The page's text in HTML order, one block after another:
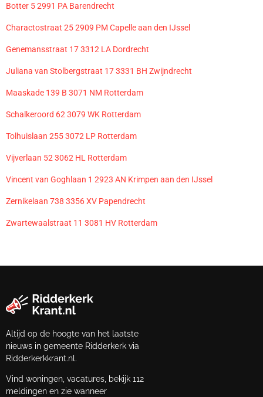
Botter 5 2991 PA Barendrecht
Charactostraat 25 2909 PM Capelle aan den IJssel
Genemansstraat 17 3312 LA Dordrecht
Juliana van Stolbergstraat 17 3331 BH Zwijndrecht
Maaskade 139 B 3071 NM Rotterdam
Schalkeroord 62 3079 WK Rotterdam
Tolhuislaan 255 3072 LP Rotterdam
Vijverlaan 52 3062 HL Rotterdam
Vincent van Goghlaan 1 2923 AN Krimpen aan den IJssel
Zernikelaan 738 3356 XV Papendrecht
Zwartewaalstraat 11 3081 HV Rotterdam
Altijd op de hoogte van het laatste
nieuws in gemeente Ridderkerk via
Ridderkerkkrant.nl.
Vind woningen, vacatures, bekijk 112
meldingen en zie wanneer